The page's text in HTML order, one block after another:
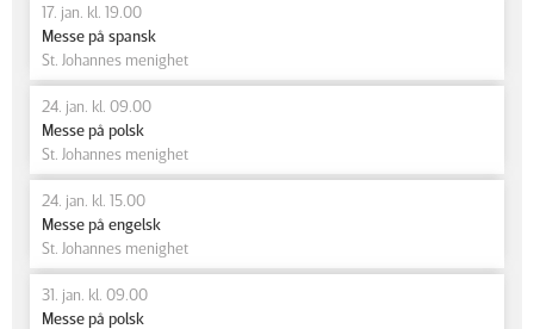
17. jan. kl. 19.00
Messe på spansk
St. Johannes menighet
24. jan. kl. 09.00
Messe på polsk
St. Johannes menighet
24. jan. kl. 15.00
Messe på engelsk
St. Johannes menighet
31. jan. kl. 09.00
Messe på polsk